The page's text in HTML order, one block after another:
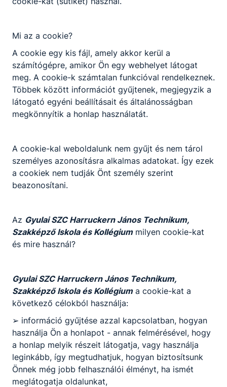
PTT letöltése (pdf)
Okleveles technikusképzés
Nem
Elektronika és elektrotechnika ágazat képzése,
szakképzettség megszerzésével zárul. Az ipari
ágazatok középfokú végzettségű informatikai
szakembere. Alapvető feladata ipari környezetben
a korszerű számítástechnikai termék-, folyamat-
és háttértámogatás biztosítása hardver- és
szoftveroldalon egyaránt. Ide tartozik a vezetékes
és vezeték nélküli összeköttetések kialakításának
alapvető távközlési és hálózati rendszerek
üzemeltetése. Feladatkörét bővíti az iparban
felmerülő digitális adat-és jelfeldolgozási igények
felmérése, műszaki dokumentálása, azok
felhasználói szintig történő megvalósítása. Olyan
alkalmassá teszik az Ipar 4.0 környezetben
történő munkavégzésre. Vállalati környezetben
rendszergazdai feladatköröket lát el.
iránt, és olyan szakmára vágynak, amely ígéretes
karrierutakat kínál kimagasló technológiai
környezetben. Remek választás szakirányú
felsőfokú tanulmányok folytatására nyitott ﬁatalok
számára is.
KOMPETENCIAELVÁRÁS
Logikai gondolkodás, jó szemmérték, tér- és
Mi az a cookie?
A cookie egy kis fájl, amely akkor kerül a
számítógépre, amikor Ön egy webhelyet látogat
meg. A cookie-k számtalan funkcióval rendelkeznek.
Többek között információt gyűjtenek, megjegyzik a
látogató egyéni beállításait és általánosságban
megkönnyítik a honlap használatát.
A cookie-kal weboldalunk nem gyűjt és nem tárol
személyes azonosításra alkalmas adatokat. Így ezek
a cookiek nem tudják Önt személy szerint
beazonosítani.
Az Gyulai SZC Harruckern János Technikum,
Szakképző Iskola és Kollégiummilyen cookie-kat
és mire használ?
Gyulai SZC Harruckern János Technikum,
Szakképző Iskola és Kollégiuma cookie-kat a
következő célokból használja:
➢ információ gyűjtése azzal kapcsolatban, hogyan
használja Ön a honlapot - annak felmérésével, hogy
a honlap melyik részeit látogatja, vagy használja
leginkább, így megtudhatjuk, hogyan biztosítsunk
Önnek még jobb felhasználói élményt, ha ismét
meglátogatja oldalunkat,